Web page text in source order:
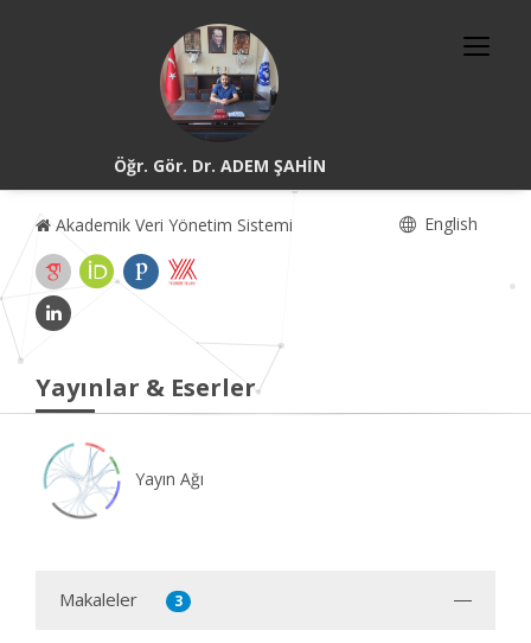
Öğr. Gör. Dr. ADEM ŞAHİN
Akademik Veri Yönetim Sistemi English
Yayınlar & Eserler
Yayın Ağı
Makaleler 3